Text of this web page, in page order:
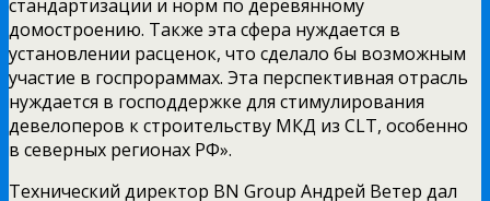
стандартизации и норм по деревянному
домостроению. Также эта сфера нуждается в
установлении расценок, что сделало бы возможным
участие в госпрораммах. Эта перспективная отрасль
нуждается в господдержке для стимулирования
девелоперов к строительству МКД из CLT, особенно
в северных регионах РФ».
Технический директор BN Group Андрей Ветер дал